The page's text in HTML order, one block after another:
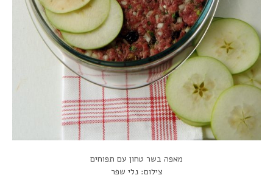
מאפה בשר טחון עם תפוחים
צילום: נלי שפר